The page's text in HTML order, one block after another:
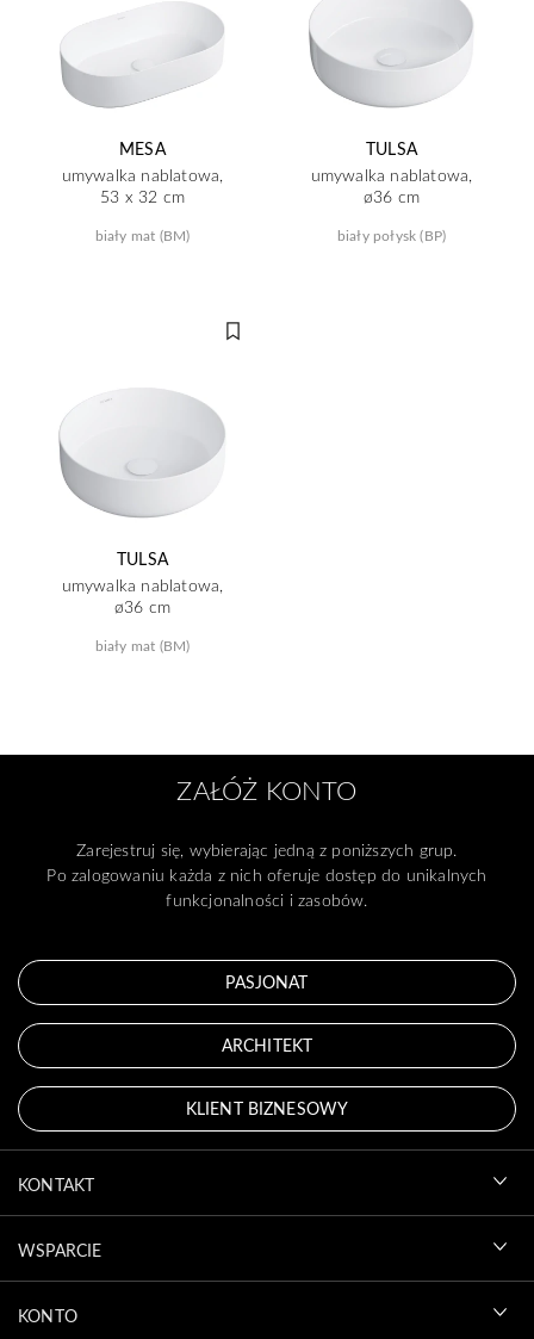
MESA
umywalka nablatowa,
53 x 32 cm
biały mat (BM)
TULSA
umywalka nablatowa,
ø36 cm
biały połysk (BP)
TULSA
umywalka nablatowa,
ø36 cm
biały mat (BM)
ZAŁÓŻ KONTO
Zarejestruj się, wybierając jedną z poniższych grup.
Po zalogowaniu każda z nich oferuje dostęp do unikalnych
funkcjonalności i zasobów.
PASJONAT
ARCHITEKT
KLIENT BIZNESOWY
KONTAKT
WSPARCIE
KONTO